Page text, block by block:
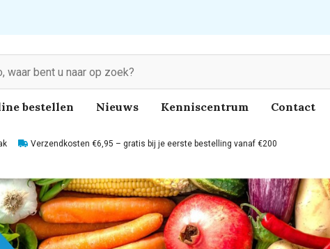
bestellen Nieuws Kenniscentrum Contact
Verzendkosten €6,95 – gratis bij je eerste bestelling vanaf €200